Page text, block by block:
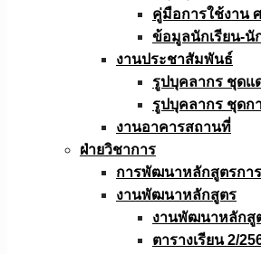
คู่มือการใช้งาน
ข้อมูลนักเรียน-นั
งานประชาสัมพันธ์
รูปบุคลากร ชุดแ
รูปบุคลากร ชุดก
งานอาคารสถานที่
ฝ่ายวิชาการ
การพัฒนาหลักสูตรกา
งานพัฒนาหลักสูตร
งานพัฒนาหลักสู
ตารางเรียน 2/